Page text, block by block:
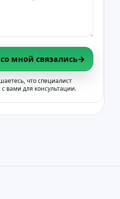
мной связались→
что специалист
вами для консультации.